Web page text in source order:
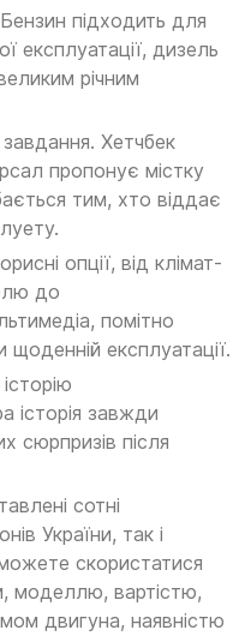
підходить для
експлуатації, дизель
річним
завдання. Хетчбек
пропонує містку
тим, хто віддає
опції, від клімат-
до
помітно
експлуатації.
історія завжди
сюрпризів після
сотні
України, так і
скористатися
моделлю, вартістю,
двигуна, наявністю